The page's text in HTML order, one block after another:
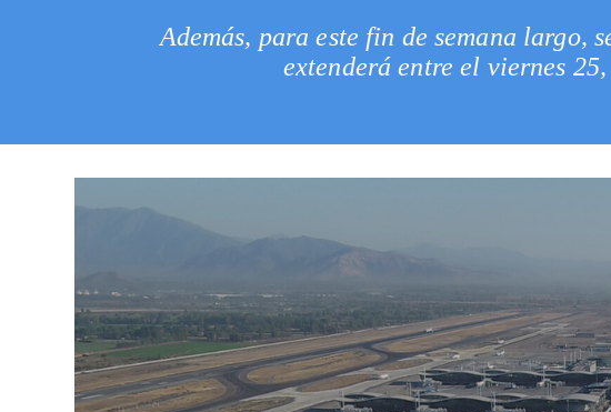
Además, para este fin de semana
extenderá entre el viernes